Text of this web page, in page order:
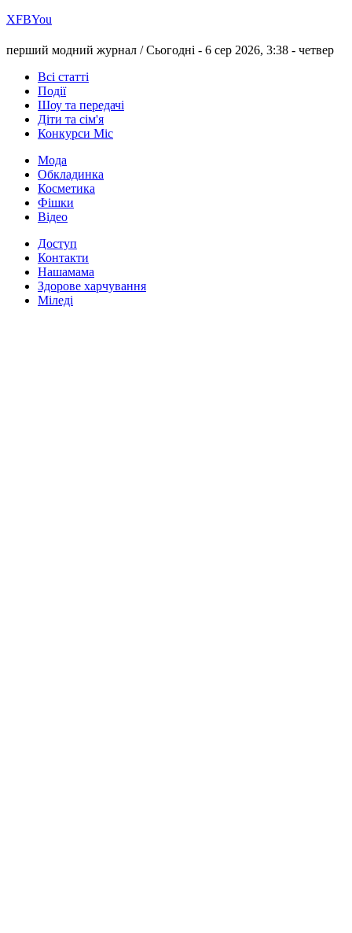
ХFBYou
перший модний журнал /Сьогодні - 6 сер 2026, 3:38 - четвер
Всі статті
Події
Шоу та передачі
Діти та сім'я
Конкурси Міс
Мода
Обкладинка
Косметика
Фішки
Відео
Доступ
Контакти
Нашамама
Здорове харчування
Міледі